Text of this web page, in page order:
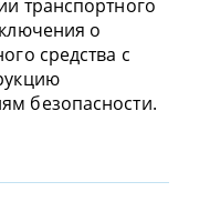
транспортного
о
средства с
безопасности.